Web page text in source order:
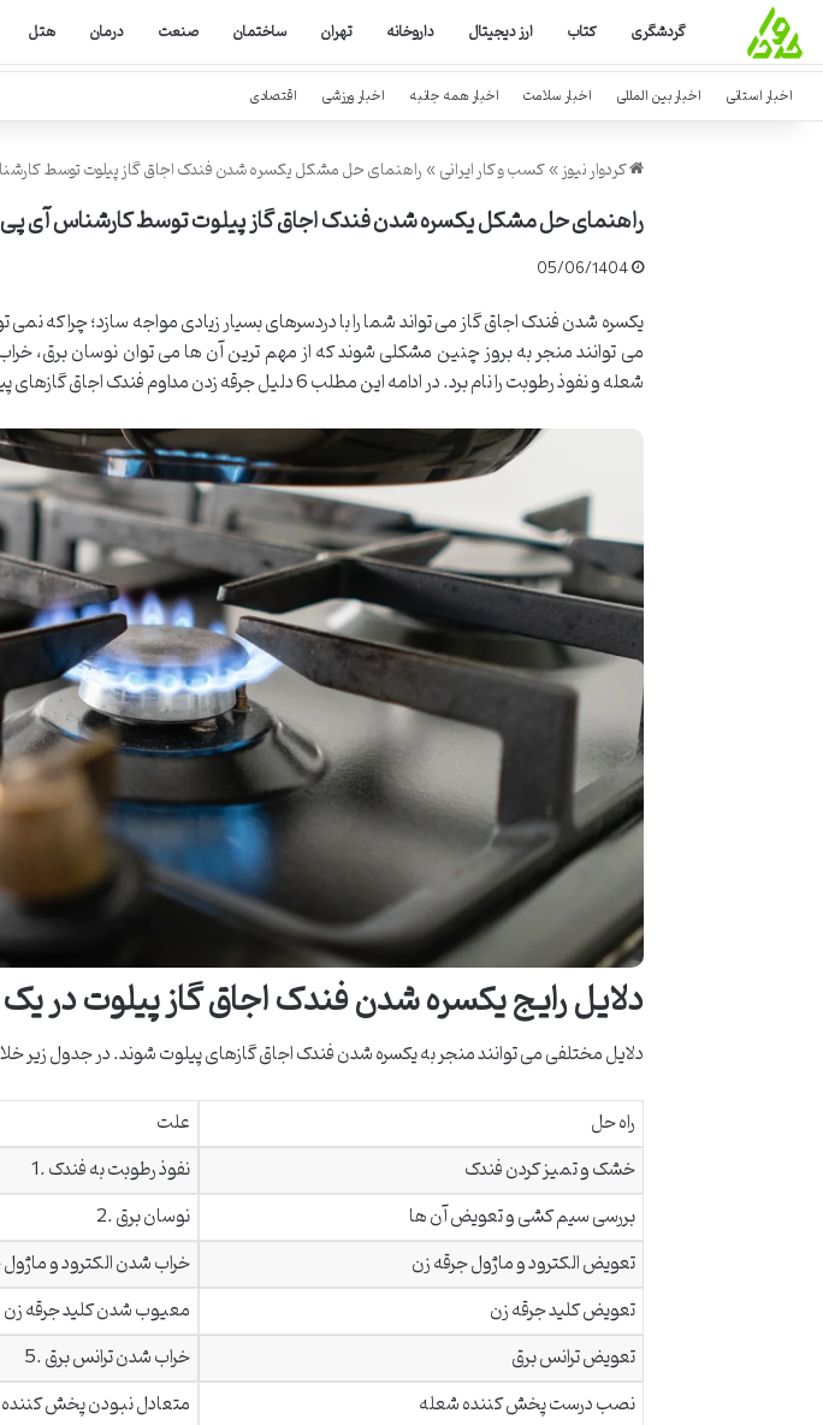
گردشگری کتاب ارز دیجیتال داروخانه تهران ساختمان صنعت درمان هتل
اخبار استانی اخبار بین المللی اخبار سلامت اخبار همه جانبه اخبار ورزشی اقتصادی
کردوار نیوز»کسب و کار ایرانی»راهنمای حل مشکل یکسره شدن فندک اجاق گاز پیلوت توسط
راهنمای حل مشکل یکسره شدن فندک اجاق گاز پیلوت توسط کارشناس آی پی
05/06/1404
یکسره شدن فندک اجاق گاز می تواند شما را با دردسرهای بسیار زیادی مواجه سازد؛ چرا که نمی
می توانند منجر به بروز چنین مشکلی شوند که از مهم ترین آن ها می توان نوسان برق،
شعله و نفوذ رطوبت را نام برد. در ادامه این مطلب 6 دلیل جرقه زدن مداوم فندک اجاق گازهای پیلوت را مورد بررسی قرار می دهیم.
دلایل رایج یکسره شدن فندک اجاق گاز پیلوت در
دلایل مختلفی می توانند منجر به یکسره شدن فندک اجاق گازهای پیلوت شوند. در جدول زیر
علت
راه حل
1. نفوذ رطوبت به فندک
خشک و تمیز کردن فندک
2. نوسان برق
بررسی سیم کشی و تعویض آن ها
3. خراب شدن الکترود و
تعویض الکترود و ماژول جرقه زن
4. معیوب شدن کلید جرقه زن
تعویض کلید جرقه زن
5. خراب شدن ترانس برق
تعویض ترانس برق
6. متعادل نبودن پخش
نصب درست پخش کننده شعله